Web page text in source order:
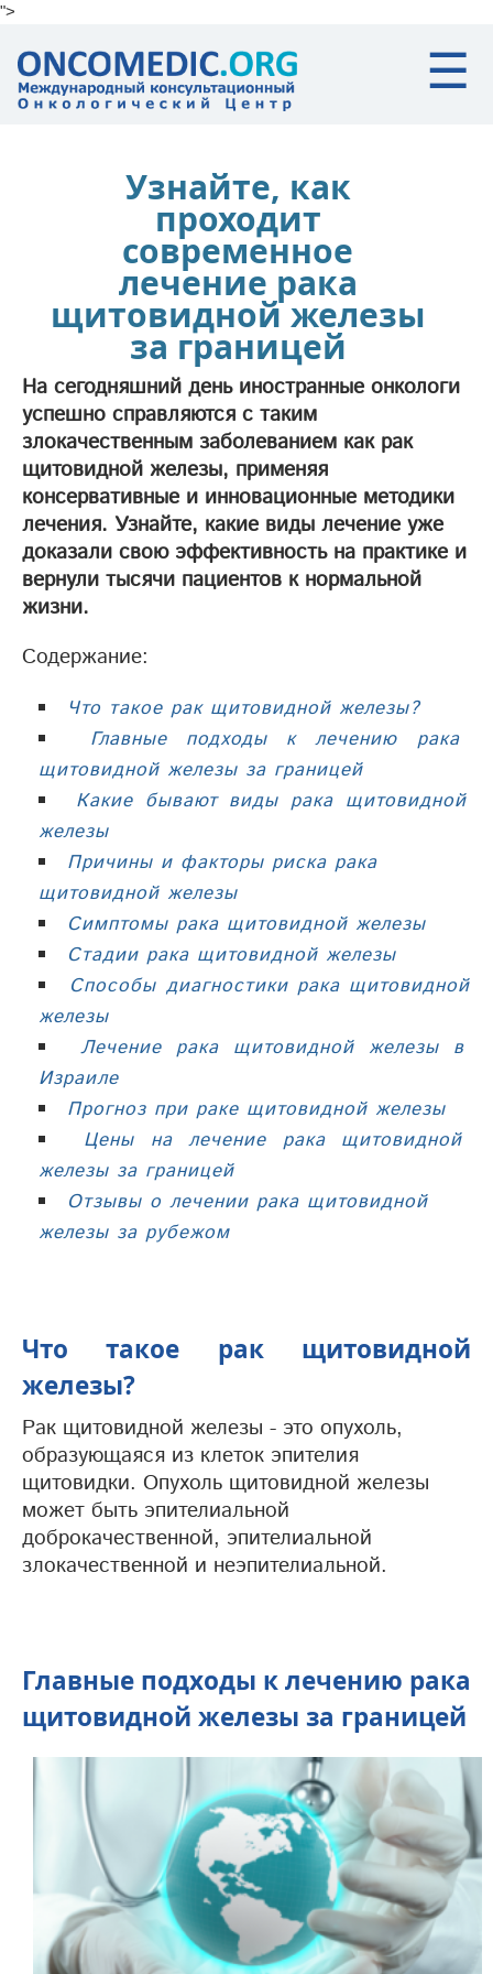
">
☰
Узнайте, как
проходит
современное
лечение рака
щитовидной железы
за границей
На сегодняшний день иностранные онкологи
успешно справляются с таким
злокачественным заболеванием как рак
щитовидной железы, применяя
консервативные и инновационные методики
лечения. Узнайте, какие виды лечение уже
доказали свою эффективность на практике и
вернули тысячи пациентов к нормальной
жизни.
Содержание:
Что такое рак щитовидной железы?
Главные подходы к лечению рака
щитовидной железы за границей
Какие бывают виды рака щитовидной
железы
Причины и факторы риска рака
щитовидной железы
Симптомы рака щитовидной железы
Стадии рака щитовидной железы
Способы диагностики рака щитовидной
железы
Лечение рака щитовидной железы в
Израиле
Прогноз при раке щитовидной железы
Цены на лечение рака щитовидной
железы за границей
Отзывы о лечении рака щитовидной
железы за рубежом
Что такое рак щитовидной
железы?
Рак щитовидной железы - это опухоль,
образующаяся из клеток эпителия
щитовидки. Опухоль щитовидной железы
может быть эпителиальной
доброкачественной, эпителиальной
злокачественной и неэпителиальной.
Главные подходы к лечению рака
щитовидной железы за границей